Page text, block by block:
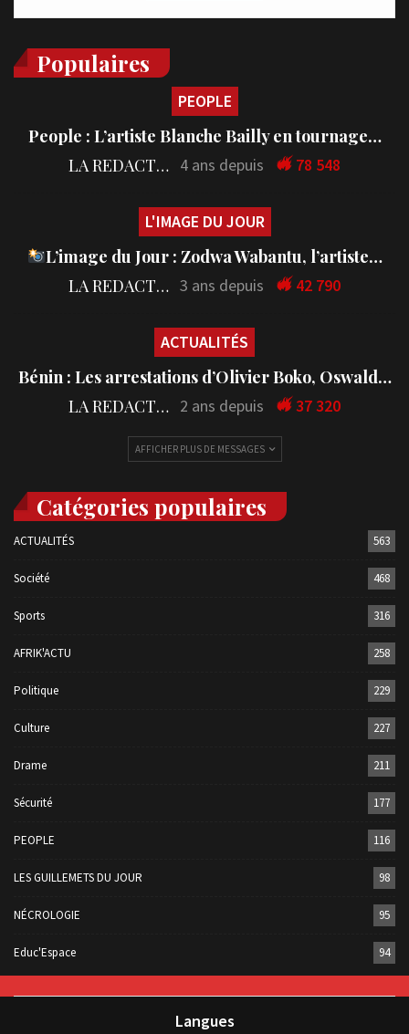
Populaires
PEOPLE
People : L’artiste Blanche Bailly en tournage…
LA REDACTION 4 ans depuis 78 548
L'IMAGE DU JOUR
L’image du Jour : Zodwa Wabantu, l’artiste…
LA REDACTION 3 ans depuis 42 790
ACTUALITÉS
Bénin : Les arrestations d’Olivier Boko, Oswald…
LA REDACTION 2 ans depuis 37 320
AFFICHER PLUS DE MESSAGES
Catégories populaires
ACTUALITÉS 563
Société 468
Sports 316
AFRIK'ACTU 258
Politique 229
Culture 227
Drame 211
Sécurité 177
PEOPLE 116
LES GUILLEMETS DU JOUR 98
NÉCROLOGIE 95
Educ'Espace 94
Langues